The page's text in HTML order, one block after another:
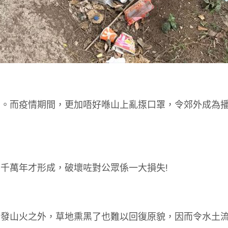
而疫情期間，更加唔好喺山上亂揼口罩，令郊外成為
萬年才形成，破壞咗對公眾係一大損失!
山火之外，草地熏黑了也難以回復原貌，因而令水土